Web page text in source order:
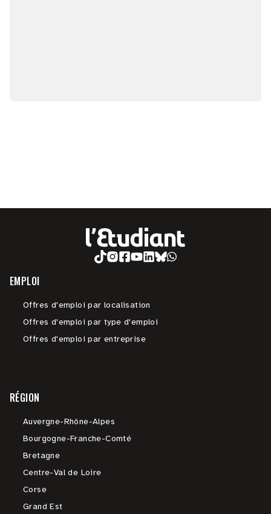
EMPLOI
Offres d'emploi par localisation
Offres d'emploi par type d'emploi
Offres d'emploi par entreprise
RÉGION
Auvergne-Rhône-Alpes
Bourgogne-Franche-Comté
Bretagne
Centre-Val de Loire
Corse
Grand Est